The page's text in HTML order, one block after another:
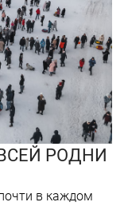
РОДНИ
в каждом